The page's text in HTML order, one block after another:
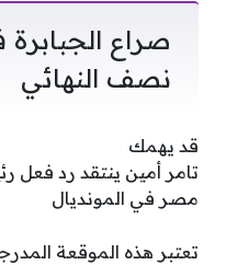
صراع
نصف النهائي
قد يهمك
تامر أمين ينتقد رد فعل
مصر في المونديال
تعتبر هذه الموقعة